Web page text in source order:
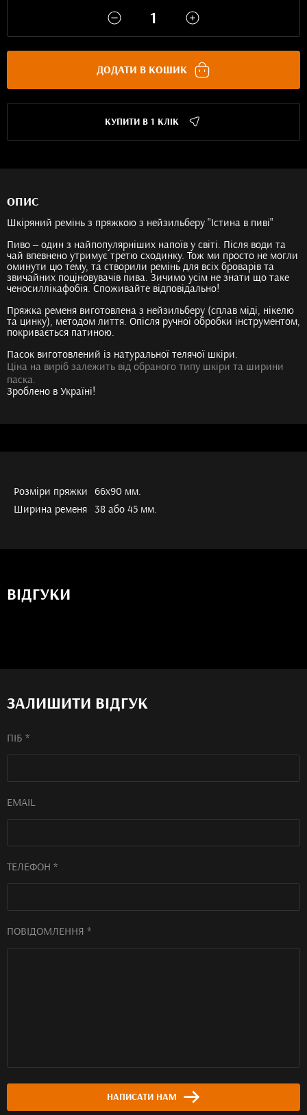
ДОДАТИ В КОШИК
КУПИТИ В 1 КЛІК
ОПИС
Шкіряний ремінь з пряжкою з нейзильберу "Істина в пиві"
Пиво – один з найпопулярніших напоїв у світі. Після води та
чай впевнено утримує третю сходинку. Тож ми просто не могли
оминути цю тему, та створили ремінь для всіх броварів та
звичайних поціновувачів пива. Зичимо усім не знати що таке
ченосиллікафобія. Споживайте відповідально!
Пряжка ременя виготовлена з нейзильберу (сплав міді, нікелю
та цинку), методом лиття. Опісля ручної обробки інструментом,
покривається патиною.
Пасок виготовлений із натуральної телячої шкіри.
Ціна на виріб залежить від обраного типу шкіри та ширини
паска.
Зроблено в Україні!
Розміри пряжки
66х90 мм.
Ширина ременя 38 або 45 мм.
ВIДГУКИ
ЗАЛИШИТИ ВІДГУК
ПІБ *
EMAIL
ТЕЛЕФОН *
ПОВІДОМЛЕННЯ *
НАПИСАТИ НАМ